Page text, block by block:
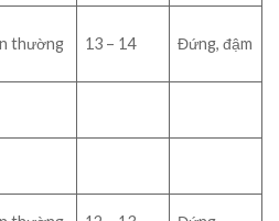
thường 13 – 14 Đứng, đậm